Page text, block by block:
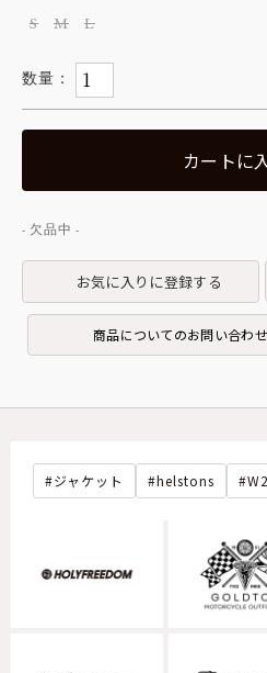
S
M L
カートに
お気に入りに登録する
商品についてのお問い合わせ
ジャケット helstons W2